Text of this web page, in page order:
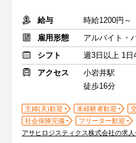
給与
時給1200円～
雇用形態
アルバイト・
シフト
週3日以上 1日
アクセス
小岩井駅
徒歩16分
主婦(夫)歓迎 未経験者歓迎
社会保険完備
フリーター歓迎
アサヒロジスティクス株式会社の求